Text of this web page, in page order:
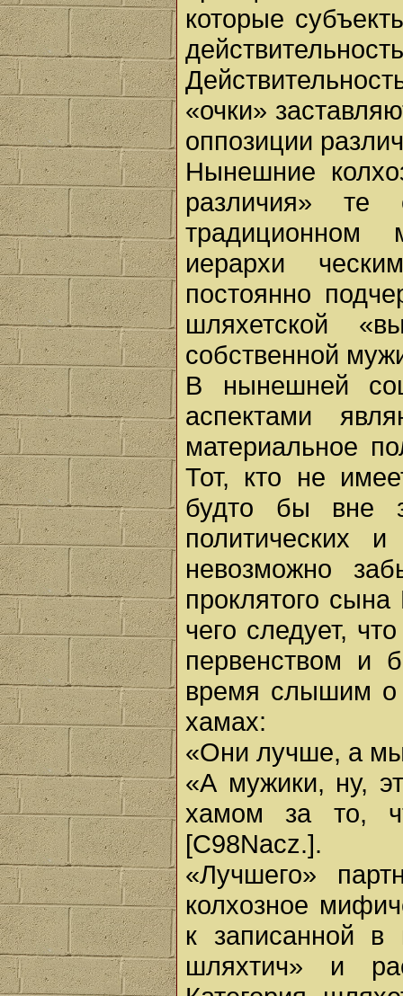
которые
«очки»
оппозиции
Нынешние
различия» те
традиционном
иерархи
постоянно
шляхетской
собственной
В нынешней
аспектами
материальное
Тот, кто не
будто бы вне
политических и
невозможно
проклятого
чего следует,
первенством и
время слышим
хамах:
«Они лучше, а
«А мужики, ну,
хамом за то,
[С98Nacz.].
«Лучшего»
колхозное
к записанной в
шляхтич» и